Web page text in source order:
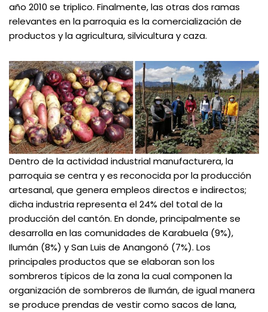
año 2010 se triplico. Finalmente, las otras dos ramas
relevantes en la parroquia es la comercialización de
productos y la agricultura, silvicultura y caza.
Dentro de la actividad industrial manufacturera, la
parroquia se centra y es reconocida por la producción
artesanal, que genera empleos directos e indirectos;
dicha industria representa el 24% del total de la
producción del cantón. En donde, principalmente se
desarrolla en las comunidades de Karabuela (9%),
Ilumán (8%) y San Luis de Anangonó (7%). Los
principales productos que se elaboran son los
sombreros típicos de la zona la cual componen la
organización de sombreros de Ilumán, de igual manera
se produce prendas de vestir como sacos de lana,